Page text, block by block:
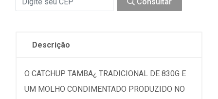
Descrição
O CATCHUP TAMBA¿ TRADICIONAL DE 830G E
UM MOLHO CONDIMENTADO PRODUZIDO NO